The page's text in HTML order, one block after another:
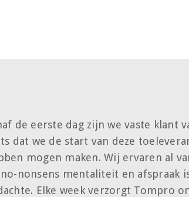
de eerste dag zijn we vaste klant
dat we de start van deze
mogen maken. Wij ervaren al
nonsens mentaliteit en afspraak
Elke week verzorgt Tompro